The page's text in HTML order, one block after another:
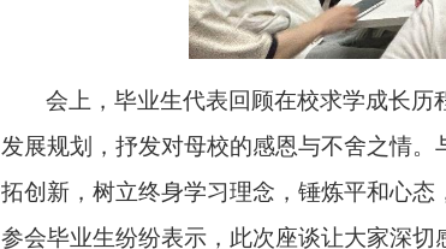
会上，毕业生代表回顾在校求学成长
发展规划，抒发对母校的感恩与不舍之情
拓创新，树立终身学习理念，锤炼平和心
参会毕业生纷纷表示，此次座谈让大家深切